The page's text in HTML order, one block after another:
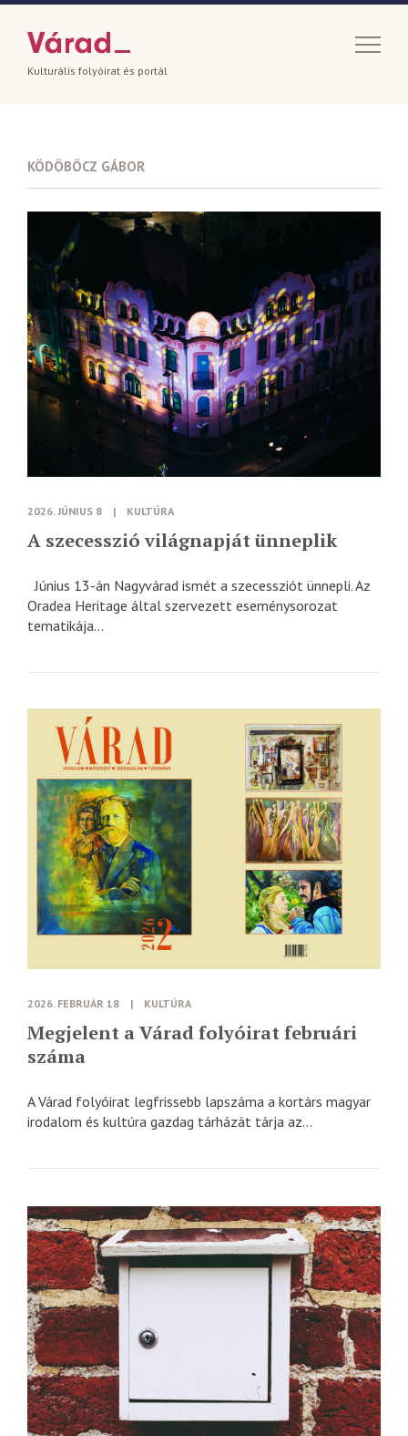
Kulturális folyóirat és portál
KÖDÖBÖCZ GÁBOR
2026. JÚNIUS 8 | KULTÚRA
A szecesszió világnapját ünneplik
Június 13-án Nagyvárad ismét a szecessziót ünnepli. Az
Oradea Heritage által szervezett eseménysorozat
tematikája...
2026. FEBRUÁR 18 | KULTÚRA
Megjelent a Várad folyóirat februári
száma
A Várad folyóirat legfrissebb lapszáma a kortárs magyar
irodalom és kultúra gazdag tárházát tárja az...